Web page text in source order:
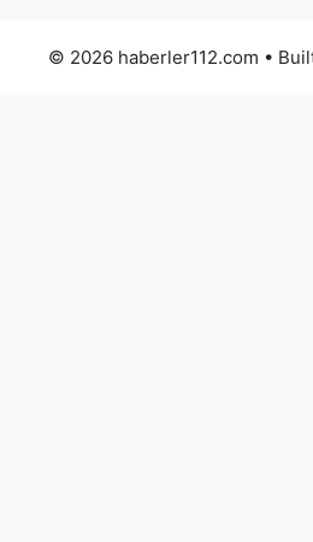
© 2026 haberler112.com •